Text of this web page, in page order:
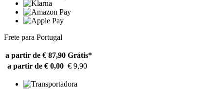
Frete para Portugal
a partir de € 87,90 Grátis*
a partir de € 0,00 € 9,90